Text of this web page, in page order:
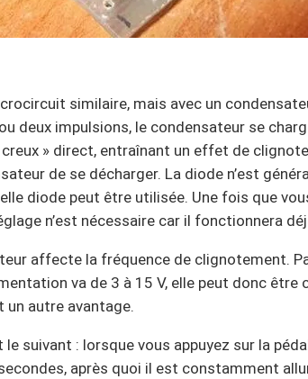
similaire, mais avec un
deux impulsions, le condensateur se
» direct, entraînant un effet de
de se décharger. La diode n’est
diode peut être utilisée. Une fois que
n’est nécessaire car il fonctionnera
affecte la fréquence de clignotement.
va de 3 à 15 V, elle peut donc
un autre avantage.
le suivant : lorsque vous appuyez sur la
après quoi il est constamment